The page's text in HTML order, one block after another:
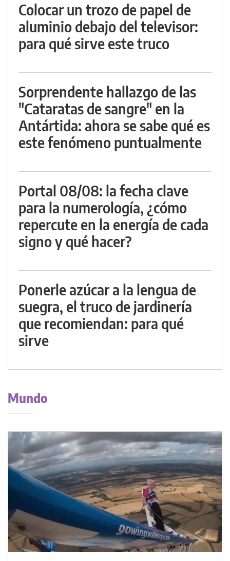
Colocar un trozo de papel de
aluminio debajo del televisor:
para qué sirve este truco
Sorprendente hallazgo de las
"Cataratas de sangre" en la
Antártida: ahora se sabe qué es
este fenómeno puntualmente
Portal 08/08: la fecha clave
para la numerología, ¿cómo
repercute en la energía de cada
signo y qué hacer?
Ponerle azúcar a la lengua de
suegra, el truco de jardinería
que recomiendan: para qué
sirve
Mundo